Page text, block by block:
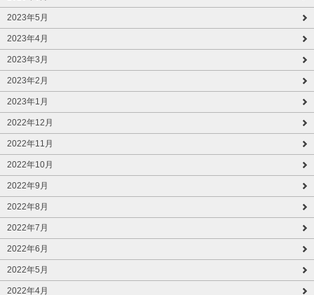
2023年5月
2023年4月
2023年3月
2023年2月
2023年1月
2022年12月
2022年11月
2022年10月
2022年9月
2022年8月
2022年7月
2022年6月
2022年5月
2022年4月